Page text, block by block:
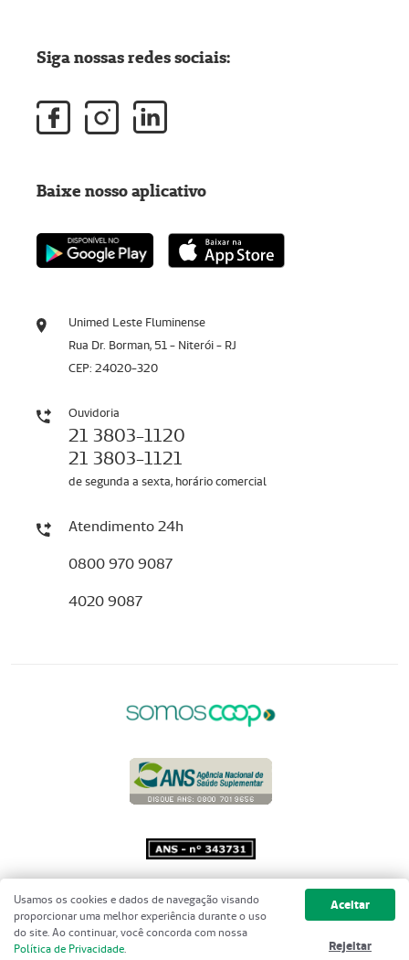
Unimed Leste Fluminense
Rua Dr. Borman, 51 - Niterói - RJ
CEP: 24020-320
Ouvidoria
21 3803-1120
21 3803-1121
de segunda a sexta, horário comercial
Atendimento 24h
0800 970 9087
4020 9087
Siga nossas redes sociais:
Baixe nosso aplicativo
Copyright 2001 - 2026 Unimed do
Brasil - Todos os direitos reservados
Usamos os cookies e dados de navegação visando
proporcionar uma melhor experiência durante o uso
do site. Ao continuar, você concorda com nossa
Política de Privacidade.
Aceitar
Rejeitar